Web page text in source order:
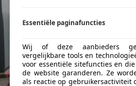
Essentiële paginafuncties
Wij of deze aanbieders
vergelijkbare tools en
voor essentiële sitefuncties en
de website garanderen. Ze
als reactie op gebruikersactiviteit